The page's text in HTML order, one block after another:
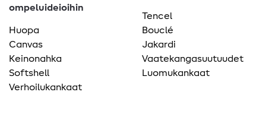
ompeluideioihin
Huopa
Canvas
Keinonahka
Softshell
Verhoilukankaat
Tencel
Bouclé
Jakardi
Vaatekangasuutuudet
Luomukankaat